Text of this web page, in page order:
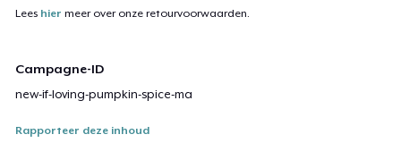
Lees hier meer over onze retourvoorwaarden.
Campagne-ID
new-if-loving-pumpkin-spice-ma
Rapporteer deze inhoud